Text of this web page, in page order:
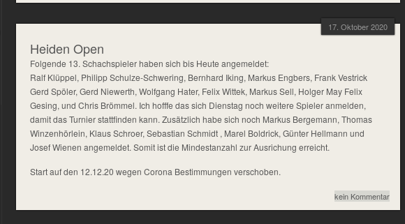
17. Oktober 2020
Heiden Open
Folgende 13. Schachspieler haben sich bis Heute angemeldet:
Ralf Klüppel, Philipp Schulze-Schwering, Bernhard Iking, Markus Engbers, Frank Vestrick
Gerd Spöler, Gerd Niewerth, Wolfgang Hater, Felix Wittek, Markus Sell, Holger May Felix
Gesing, und Chris Brömmel. Ich hofffe das sich Dienstag noch weitere Spieler anmelden,
damit das Turnier stattfinden kann. Zusätzlich habe sich noch Markus Bergemann, Thomas
Winzenhörlein, Klaus Schroer, Sebastian Schmidt , Marel Boldrick, Günter Hellmann und
Josef Wienen angemeldet. Somit ist die Mindestanzahl zur Ausrichung erreicht.
Start auf den 12.12.20 wegen Corona Bestimmungen verschoben.
kein Kommentar